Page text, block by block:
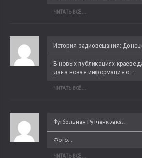
ЧИТАТЬ ВСЁ...
История радиовещания: Донецк
В новых публикациях
дана новая информация о...
ЧИТАТЬ ВСЁ...
Футбольная Рутченковка...
Фото:...
ЧИТАТЬ ВСЁ...